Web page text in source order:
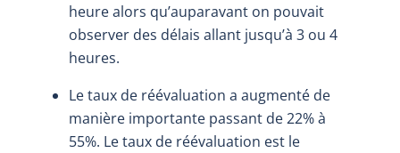
heure alors qu’auparavant on pouvait
observer des délais allant jusqu’à 3 ou 4
heures.
Le taux de réévaluation a augmenté de
manière importante passant de 22% à
55%. Le taux de réévaluation est le